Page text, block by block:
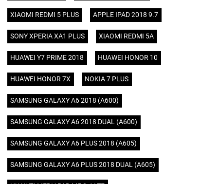
XIAOMI REDMI 5 PLUS APPLE IPAD 2018 9.7
SONY XPERIA XA1 PLUS XIAOMI REDMI 5A
HUAWEI Y7 PRIME 2018 HUAWEI HONOR 10
HUAWEI HONOR 7X NOKIA 7 PLUS
SAMSUNG GALAXY A6 2018 (A600)
SAMSUNG GALAXY A6 2018 DUAL (A600)
SAMSUNG GALAXY A6 PLUS 2018 (A605)
SAMSUNG GALAXY A6 PLUS 2018 DUAL (A605)